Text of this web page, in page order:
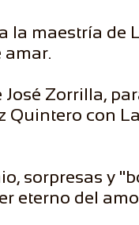
la maestría de
amar.
Zorrilla,
Quintero con
sorpresas y
eterno del